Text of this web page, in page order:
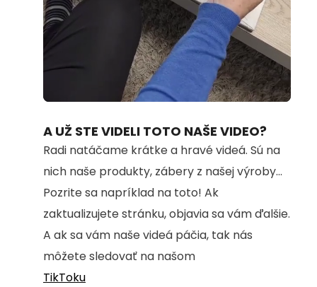
Loaded:
70.32%
A UŽ STE VIDELI TOTO NAŠE VIDEO?
Radi natáčame krátke a hravé videá. Sú na
nich naše produkty, zábery z našej výroby...
Pozrite sa napríklad na toto! Ak
zaktualizujete stránku, objavia sa vám ďalšie.
A ak sa vám naše videá páčia, tak nás
môžete sledovať na našom
TikToku